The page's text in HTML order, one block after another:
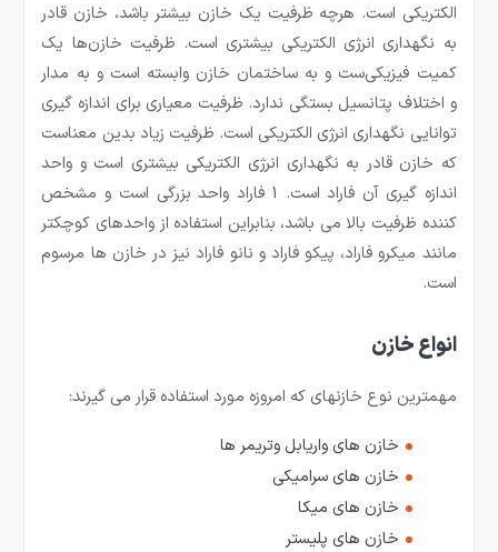
الکتریکی است. هرچه ظرفیت یک خازن بیشتر باشد، خازن قادر
به نگهداری انرژی الکتریکی بیشتری است. ظرفیت خازن‌ها یک
کمیت فیزیکی‌ست و به ساختمان خازن وابسته است و به مدار
و اختلاف پتانسیل بستگی ندارد. ظرفیت معیاری برای اندازه گیری
توانایی نگهداری انرژی الكتریكی است. ظرفیت زیاد بدین معناست
كه خازن قادر به نگهداری انرژی الكتریكی بیشتری است و واحد
اندازه گیری آن فاراد است. 1 فاراد واحد بزرگی است و مشخص
كننده ظرفیت بالا می باشد، بنابراین استفاده از واحدهای كوچكتر
مانند میکرو فاراد، پیکو فاراد و نانو فاراد نیز در خازن ها مرسوم
است.
انواع خازن
مهمترین نوع خازنهای که امروزه مورد استفاده قرار می گیرند:
خازن های واریابل وتریمر ها
خازن های سرامیکی
خازن های میکا
خازن های پلیستر